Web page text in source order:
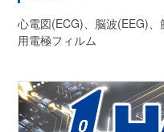
心電図(ECG)、脳波(EEG)
用電極フィルム